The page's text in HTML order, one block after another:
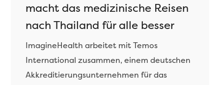
macht das medizinische Reisen
nach Thailand für alle besser
ImagineHealth arbeitet mit Temos
International zusammen, einem deutschen
Akkreditierungsunternehmen für das